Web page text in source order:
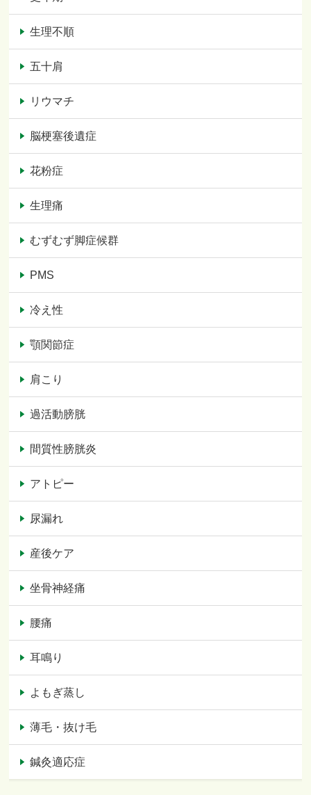
生理不順
五十肩
リウマチ
脳梗塞後遺症
花粉症
生理痛
むずむず脚症候群
PMS
冷え性
顎関節症
肩こり
過活動膀胱
間質性膀胱炎
アトピー
尿漏れ
産後ケア
坐骨神経痛
腰痛
耳鳴り
よもぎ蒸し
薄毛・抜け毛
鍼灸適応症